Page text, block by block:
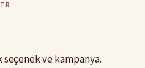
ve kampanya.